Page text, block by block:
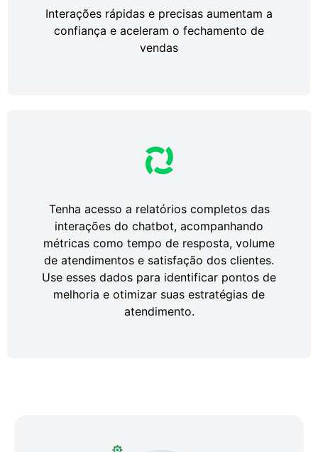
Interações rápidas e precisas aumentam a
confiança e aceleram o fechamento de
vendas
Tenha acesso a relatórios completos das
interações do chatbot, acompanhando
métricas como tempo de resposta, volume
de atendimentos e satisfação dos clientes.
Use esses dados para identificar pontos de
melhoria e otimizar suas estratégias de
atendimento.